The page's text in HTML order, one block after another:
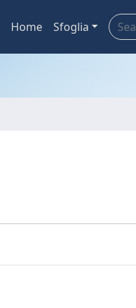
Home Sfoglia